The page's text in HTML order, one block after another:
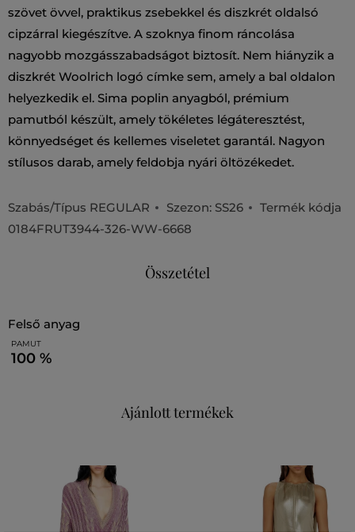
szövet övvel, praktikus zsebekkel és diszkrét oldalsó
cipzárral kiegészítve. A szoknya finom ráncolása
nagyobb mozgásszabadságot biztosít. Nem hiányzik a
diszkrét Woolrich logó címke sem, amely a bal oldalon
helyezkedik el. Sima poplin anyagból, prémium
pamutból készült, amely tökéletes légáteresztést,
könnyedséget és kellemes viseletet garantál. Nagyon
stílusos darab, amely feldobja nyári öltözékedet.
Szabás/Típus REGULAR Szezon: SS26
Termék kódja
0184FRUT3944-326-WW-6668
Összetétel
felső anyag
PAMUT
100 %
Ajánlott termékek